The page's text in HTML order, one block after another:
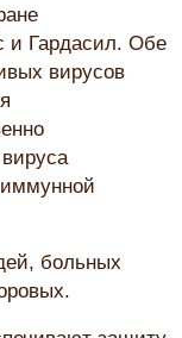
и Гардасил. Обе
вирусов
больных